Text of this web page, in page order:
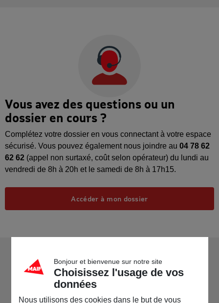
Vous avez des questions ou un
dossier en cours ?
Complétez votre dossier en vous connectant à votre espace
sécurisé. Vous pouvez également nous joindre au 04 78 62
62 62 (appel non surtaxé, coût selon opérateur) du lundi au
vendredi de 8h à 20h et le samedi de 8h à 17h15.
Accéder à mon dossier
Bonjour et bienvenue sur notre site
Choisissez l'usage de vos
données
Nous utilisons des cookies dans le but de vous